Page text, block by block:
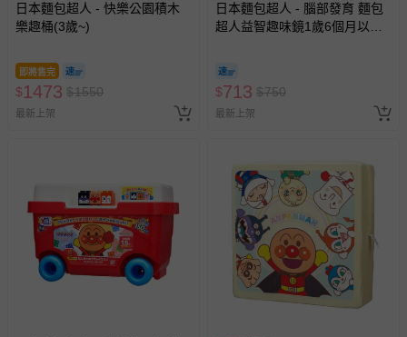
日本麵包超人 - 快樂公園積木
樂趣桶(3歲~)
即將售完
$1473 $1550
最新上架
日本麵包超人 - 腦部發育 麵包
超人益智趣味鏡1歲6個月以上
$713 $750
最新上架